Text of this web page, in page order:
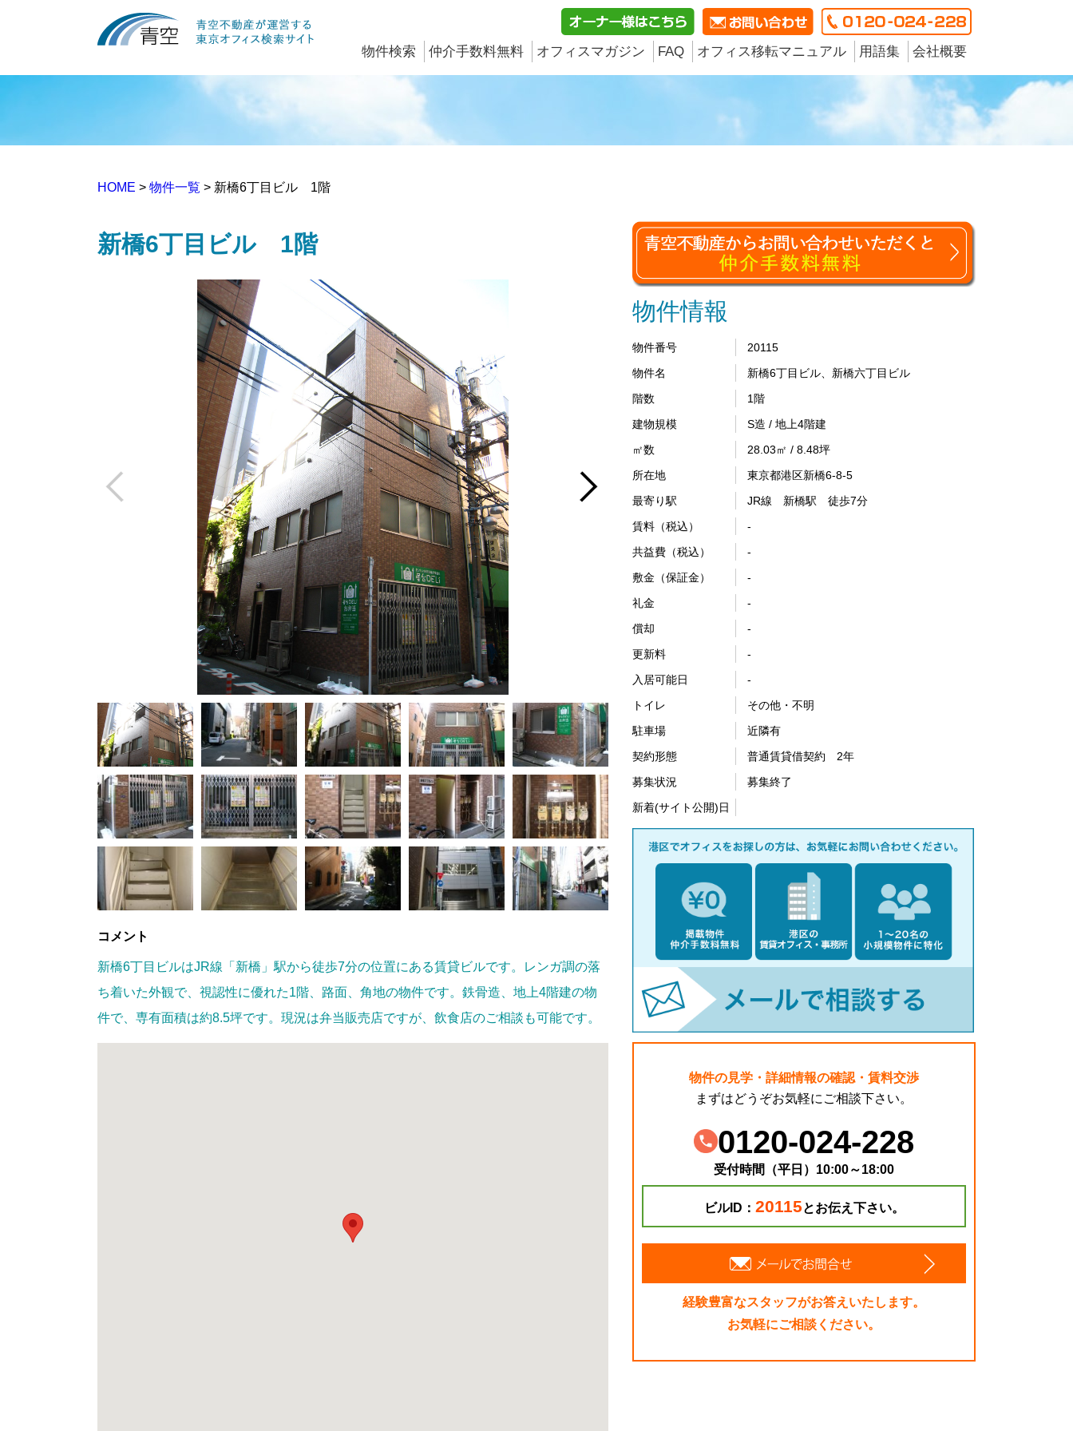
物件検索 仲介手数料無料 オフィスマガジン FAQ オフィス移転マニュアル 用語集 会社概要
HOME > 物件一覧 > 新橋6丁目ビル 1階
新橋6丁目ビル 1階
コメント
新橋6丁目ビルはJR線「新橋」駅から徒歩7分の位置にある賃貸ビルです。レンガ調の落
ち着いた外観で、視認性に優れた1階、路面、角地の物件です。鉄骨造、地上4階建の物
件で、専有面積は約8.5坪です。現況は弁当販売店ですが、飲食店のご相談も可能です。
物件情報
物件番号
20115
物件名
新橋6丁目ビル、新橋六丁目ビル
階数
1階
建物規模
S造 / 地上4階建
㎡数
28.03㎡ / 8.48坪
所在地
東京都港区新橋6-8-5
最寄り駅
JR線 新橋駅 徒歩7分
賃料（税込）
-
共益費（税込）
-
敷金（保証金）
-
礼金
-
償却
-
更新料
-
入居可能日
-
トイレ
その他・不明
駐車場
近隣有
契約形態
普通賃貸借契約 2年
募集状況
募集終了
新着(サイト公開)日
物件の見学・詳細情報の確認・賃料交渉
まずはどうぞお気軽にご相談下さい。
0120-024-228
受付時間（平日）10:00～18:00
ビルID： 20115とお伝え下さい。
経験豊富なスタッフがお答えいたします。
お気軽にご相談ください。